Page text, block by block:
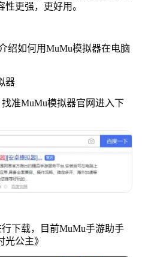
性更强，更好用。
绍如何用MuMu模拟器在电脑
器
准MuMu模拟器官网进入下
下载，目前MuMu手游助手
公主》